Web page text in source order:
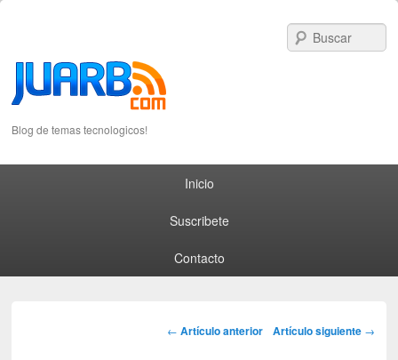
Blog de temas tecnologicos!
Inicio
Suscribete
Contacto
Post navigation
← Artículo anterior Artículo siguiente →